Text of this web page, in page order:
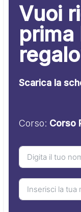
Vuoi
prima
Scarica la
Corso: Corso